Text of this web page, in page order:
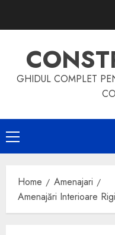
GHIDUL COMPLET
Primary
Menu
Home
Amenajari
Amenajări Interioare